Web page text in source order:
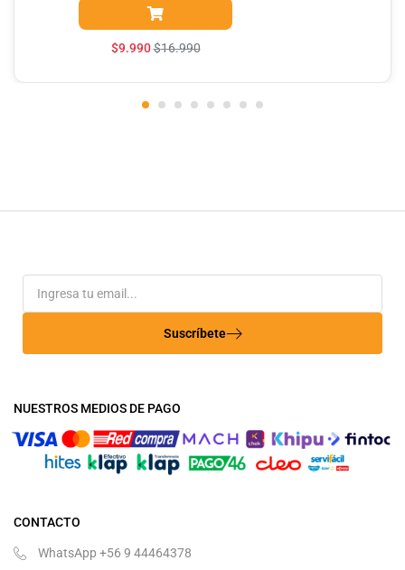
$9.990$16.990
Suscríbete
NUESTROS MEDIOS DE PAGO
CONTACTO
WhatsApp +56 9 44464378